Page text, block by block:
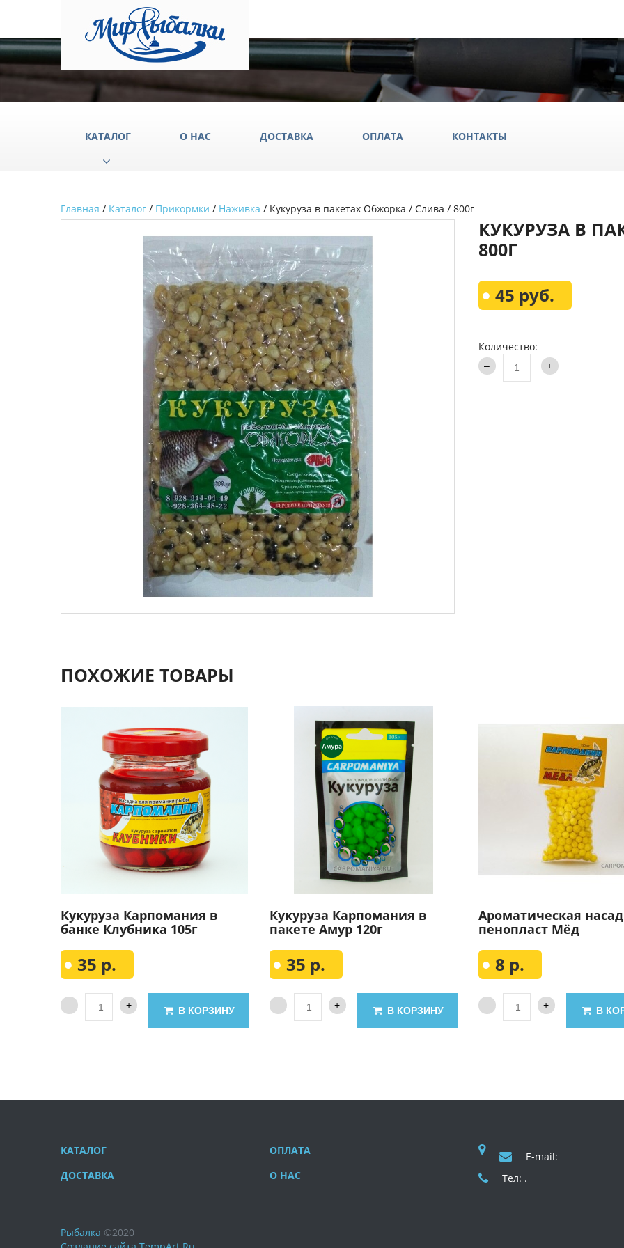
КАТАЛОГ
Аксессуары
Сетевые снасти
Снасти на мирную рыбу
Туристическое снаряжение
Грузила
Крючки
Одежда и обувь
Подсаки
Рюкзаки туристические
Садки
Снасти на хищника
Стулья и столы
Удочки
Технопланктон
Всё
О НАС ДОСТАВКА ОПЛАТА КОНТАКТЫ
Главная / Каталог / Прикормки / Наживка / Кукуруза в пакетах Обжорка / Слива / 800г
КУКУРУЗА В
800Г
45 руб.
Количество:
ПОХОЖИЕ ТОВАРЫ
Кукуруза Карпомания в
банке Клубника 105г
35 р.
В КОРЗИНУ
Кукуруза Карпомания в
пакете Амур 120г
35 р.
В КОРЗИНУ
Ароматическая
пенопласт Мёд
8 р.
В
КАТАЛОГ
ДОСТАВКА
ОПЛАТА
О НАС
E-mail:
Тел: .
Рыбалка ©2020